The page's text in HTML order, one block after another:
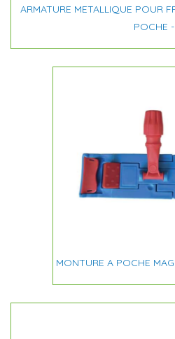
ARMATURE METALLIQUE POUR
POCHE -
MONTURE A POCHE